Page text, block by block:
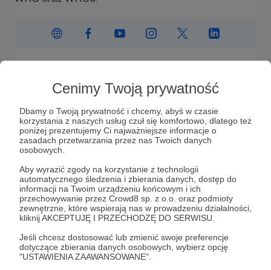
Cenimy Twoją prywatność
Dbamy o Twoją prywatność i chcemy, abyś w czasie
korzystania z naszych usług czuł się komfortowo, dlatego też
poniżej prezentujemy Ci najważniejsze informacje o
zasadach przetwarzania przez nas Twoich danych
osobowych.
Aby wyrazić zgody na korzystanie z technologii
automatycznego śledzenia i zbierania danych, dostęp do
informacji na Twoim urządzeniu końcowym i ich
przechowywanie przez Crowd8 sp. z o.o. oraz podmioty
zewnętrzne, które wspierają nas w prowadzeniu działalności,
kliknij AKCEPTUJĘ I PRZECHODZĘ DO SERWISU.
Jeśli chcesz dostosować lub zmienić swoje preferencje
dotyczące zbierania danych osobowych, wybierz opcję
"USTAWIENIA ZAAWANSOWANE".
W tym miejscu powinna być zewnętrzna
treść
Aby zobaczyć treść musisz zmienić ustawienia